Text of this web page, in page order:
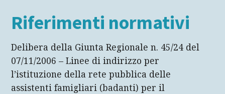
Riferimenti normativi
Delibera della Giunta Regionale n. 45/24 del
07/11/2006 – Linee di indirizzo per
l’istituzione della rete pubblica delle
assistenti famigliari (badanti) per il